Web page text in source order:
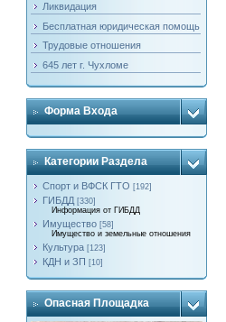
Ликвидация
Бесплатная юридическая помощь
Трудовые отношения
645 лет г. Чухломе
Форма Входа
Категории Раздела
Спорт и ВФСК ГТО [192]
ГИБДД [330]
Информация от ГИБДД
Имущество [58]
Имущество и земельные отношения
Культура [123]
КДН и ЗП [10]
Опасная Площадка